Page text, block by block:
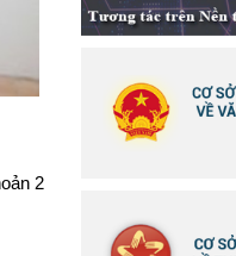
2